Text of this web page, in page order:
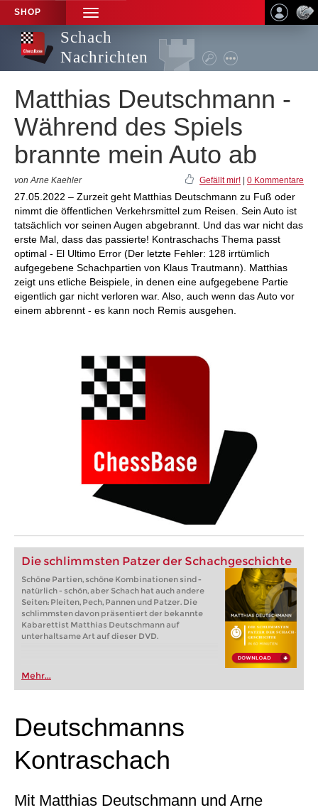
SHOP
TOGGLE
NAVIGATION
Schach
Nachrichten
Matthias Deutschmann -
Während des Spiels
brannte mein Auto ab
von Arne Kaehler Gefällt mir! 0 Kommentare
27.05.2022 – Zurzeit geht Matthias Deutschmann zu Fuß oder
nimmt die öffentlichen Verkehrsmittel zum Reisen. Sein Auto ist
tatsächlich vor seinen Augen abgebrannt. Und das war nicht das
erste Mal, dass das passierte! Kontraschachs Thema passt
optimal - El Ultimo Error (Der letzte Fehler: 128 irrtümlich
aufgegebene Schachpartien von Klaus Trautmann). Matthias
zeigt uns etliche Beispiele, in denen eine aufgegebene Partie
eigentlich gar nicht verloren war. Also, auch wenn das Auto vor
einem abbrennt - es kann noch Remis ausgehen.
Die schlimmsten Patzer der Schachgeschichte
Schöne Partien, schöne Kombinationen sind -
natürlich - schön, aber Schach hat auch andere
Seiten: Pleiten, Pech, Pannen und Patzer. Die
schlimmsten davon präsentiert der bekannte
Kabarettist Matthias Deutschmann auf
unterhaltsame Art auf dieser DVD.
Mehr...
Deutschmanns
Kontraschach
Mit Matthias Deutschmann und Arne